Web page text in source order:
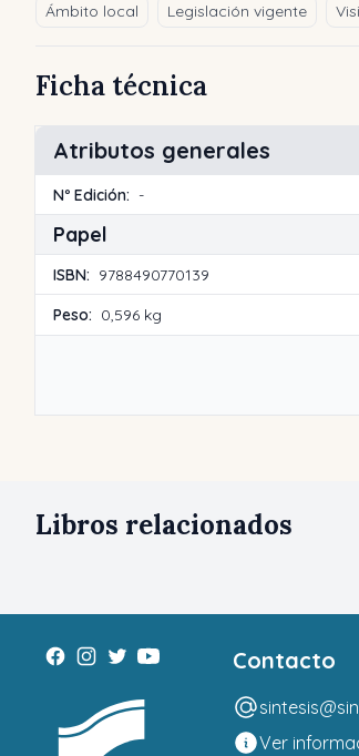
Ámbito local Legislación vigente
Ficha técnica
Atributos generales
Nº Edición: -
Papel
ISBN: 9788490770139
Peso: 0,596 kg
Libros relacionados
Contacto
Ver